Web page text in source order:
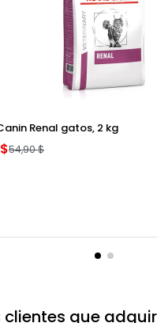
Vista rápida
Renal gatos, 2 kg
54,90 $
clientes que